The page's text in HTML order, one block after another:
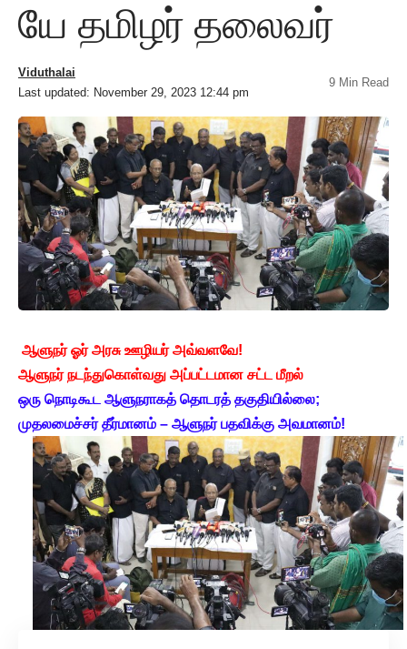
யே தமிழர் தலைவர்
Last updated: November 29, 2023 12:44 pm
Viduthalai
9 Min Read
ஆளுநர் ஓர் அரசு ஊழியர் அவ்வளவே!
ஆளுநர் நடந்துகொள்வது அப்பட்டமான சட்ட மீறல்
ஒரு நொடிகூட ஆளுநராகத் தொடரத் தகுதியில்லை;
முதலமைச்சர் தீர்மானம் – ஆளுநர் பதவிக்கு அவமானம்!